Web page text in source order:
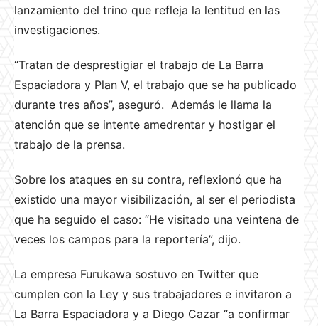
lanzamiento del trino que refleja la lentitud en las
investigaciones.
“Tratan de desprestigiar el trabajo de La Barra
Espaciadora y Plan V, el trabajo que se ha publicado
durante tres años”, aseguró. Además le llama la
atención que se intente amedrentar y hostigar el
trabajo de la prensa.
Sobre los ataques en su contra, reflexionó que ha
existido una mayor visibilización, al ser el periodista
que ha seguido el caso: “He visitado una veintena de
veces los campos para la reportería”, dijo.
La empresa Furukawa sostuvo en Twitter que
cumplen con la Ley y sus trabajadores e invitaron a
La Barra Espaciadora y a Diego Cazar “a confirmar